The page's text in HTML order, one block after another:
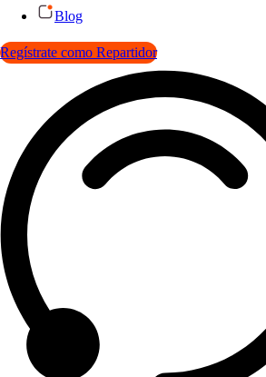
Blog
Regístrate como Repartidor